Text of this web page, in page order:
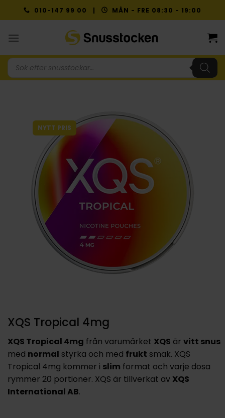
to
010-147 99 00 | MÅN - FRE 08:30 - 19:00
Produktsökning
NYTT PRIS
XQS Tropical 4mg
XQS Tropical 4mg från varumärket XQS är vitt snus
med normal styrka och med frukt smak. XQS
Tropical 4mg kommer i slim format och varje dosa
rymmer 20 portioner. XQS är tillverkat av XQS
International AB.